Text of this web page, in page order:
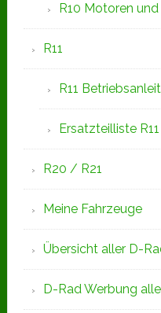
R10 Motoren und
R11
R11
Ersatzteilliste R11
R20 / R21
Meine Fahrzeuge
Übersicht aller D-
D-Rad Werbung